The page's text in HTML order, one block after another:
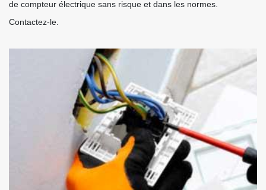
de compteur électrique sans risque et dans les normes.
Contactez-le.